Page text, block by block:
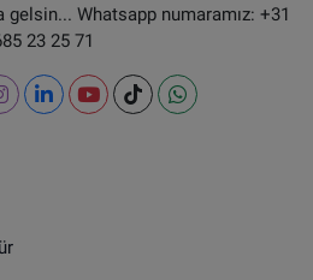
Whatsapp numaramız: +31
23 25 71